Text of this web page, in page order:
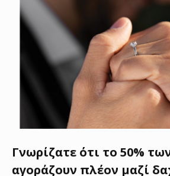
Γνωρίζατε ότι το 50%
αγοράζουν πλέον μαζί